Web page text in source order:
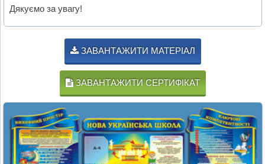
Дякуємо за увагу!
ЗАВАНТАЖИТИ МАТЕРІАЛ
ЗАВАНТАЖИТИ СЕРТИФІКАТ